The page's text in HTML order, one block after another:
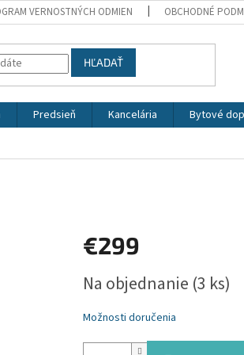
VERNOSTNÝCH ODMIEN OBCHODNÉ
HĽADAŤ
Predsieň Kancelária Bytové
€299
cena:
Na objednanie (3 ks)
Možnosti doručenia